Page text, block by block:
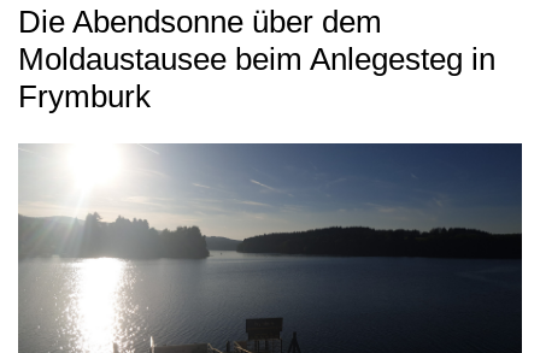
Die Abendsonne über dem
Moldaustausee beim Anlegesteg in
Frymburk